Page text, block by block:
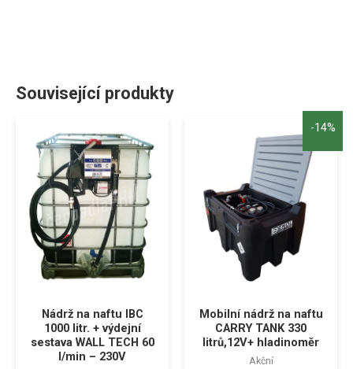
Související produkty
Nádrž na naftu IBC
1000 litr. + výdejní
sestava WALL TECH 60
l/min – 230V
-14%
Mobilní nádrž na naftu
CARRY TANK 330
litrů,12V+ hladinoměr
Akční